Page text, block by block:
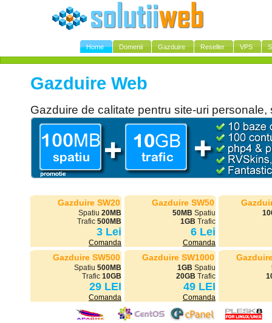
Home Domenii Gazduire Reseller VPS
Gazduire Web
Gazduire de calitate pentru site-uri personale,
Gazduire SW20
Spatiu 20MB
Trafic 500MB
3 Lei
Comanda
Gazduire SW50
50MB Spatiu
1GB Trafic
6 Lei
Comanda
Gazduire SW500
Spatiu 500MB
Trafic 10GB
29 LEI
Comanda
Gazduire SW1000
1GB Spatiu
20GB Trafic
49 LEI
Comanda